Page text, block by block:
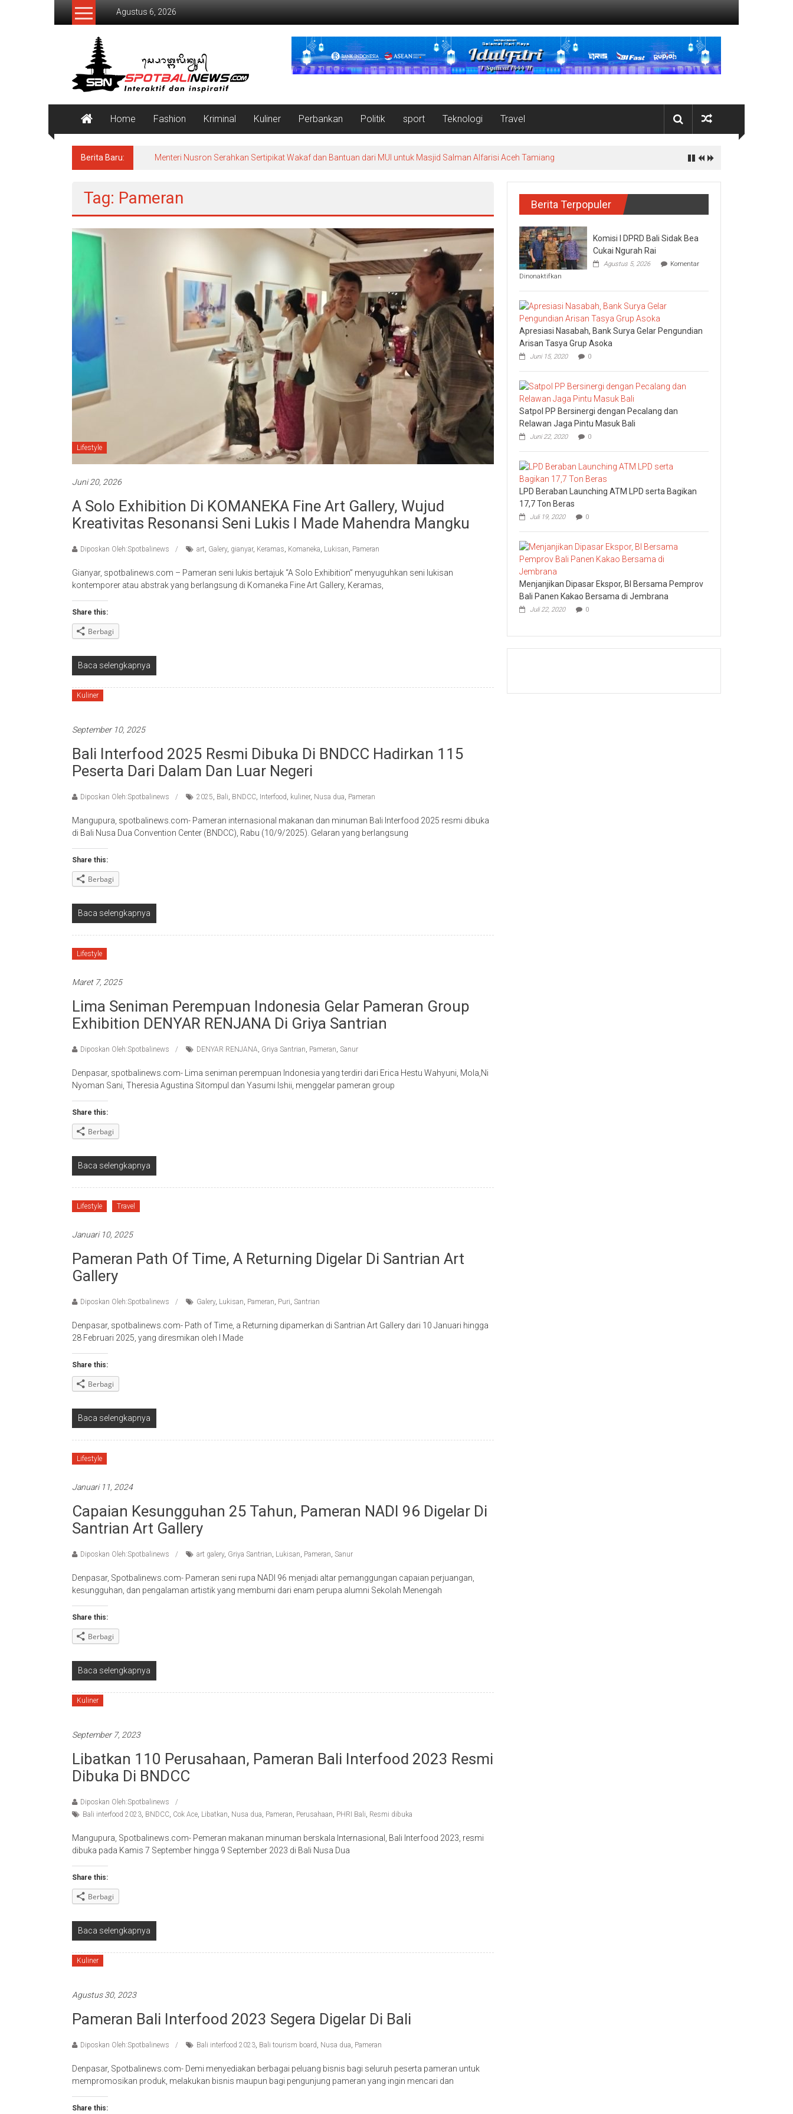
Lompat
Agustus 6, 2026
SpotBaliNews
Home Fashion Kriminal Kuliner Perbankan Politik sport Teknologi Travel
Berita Baru: Menteri Nusron Serahkan Sertipikat Wakaf dan Bantuan dari MUI untuk Masjid Salman Alfarisi Aceh Tamiang
Tag: Pameran
Lifestyle
Juni 20, 2026
A Solo Exhibition Di KOMANEKA Fine Art Gallery, Wujud
Kreativitas Resonansi Seni Lukis I Made Mahendra Mangku
Diposkan Oleh:Spotbalinews art, Galery, gianyar, Keramas, Komaneka, Lukisan, Pameran
Gianyar, spotbalinews.com – Pameran seni lukis bertajuk “A Solo Exhibition” menyuguhkan seni lukisan
kontemporer atau abstrak yang berlangsung di Komaneka Fine Art Gallery, Keramas,
Share this:
Berbagi
Baca selengkapnya
Kuliner
September 10, 2025
Bali Interfood 2025 Resmi Dibuka Di BNDCC Hadirkan 115
Peserta Dari Dalam Dan Luar Negeri
Diposkan Oleh:Spotbalinews 2025, Bali, BNDCC, Interfood, kuliner, Nusa dua, Pameran
Mangupura, spotbalinews.com- Pameran internasional makanan dan minuman Bali Interfood 2025 resmi dibuka
di Bali Nusa Dua Convention Center (BNDCC), Rabu (10/9/2025). Gelaran yang berlangsung
Share this:
Berbagi
Baca selengkapnya
Lifestyle
Maret 7, 2025
Lima Seniman Perempuan Indonesia Gelar Pameran Group
Exhibition DENYAR RENJANA Di Griya Santrian
Diposkan Oleh:Spotbalinews DENYAR RENJANA, Griya Santrian, Pameran, Sanur
Denpasar, spotbalinews.com- Lima seniman perempuan Indonesia yang terdiri dari Erica Hestu Wahyuni, Mola,Ni
Nyoman Sani, Theresia Agustina Sitompul dan Yasumi Ishii, menggelar pameran group
Share this:
Berbagi
Baca selengkapnya
Lifestyle Travel
Januari 10, 2025
Pameran Path Of Time, A Returning Digelar Di Santrian Art
Gallery
Diposkan Oleh:Spotbalinews Galery, Lukisan, Pameran, Puri, Santrian
Denpasar, spotbalinews.com- Path of Time, a Returning dipamerkan di Santrian Art Gallery dari 10 Januari hingga
28 Februari 2025, yang diresmikan oleh I Made
Share this:
Berbagi
Baca selengkapnya
Lifestyle
Januari 11, 2024
Capaian Kesungguhan 25 Tahun, Pameran NADI 96 Digelar Di
Santrian Art Gallery
Diposkan Oleh:Spotbalinews art galery, Griya Santrian, Lukisan, Pameran, Sanur
Denpasar, Spotbalinews.com- Pameran seni rupa NADI 96 menjadi altar pemanggungan capaian perjuangan,
kesungguhan, dan pengalaman artistik yang membumi dari enam perupa alumni Sekolah Menengah
Share this:
Berbagi
Baca selengkapnya
Kuliner
September 7, 2023
Libatkan 110 Perusahaan, Pameran Bali Interfood 2023 Resmi
Dibuka Di BNDCC
Diposkan Oleh:Spotbalinews
Bali interfood 2023, BNDCC, Cok Ace, Libatkan, Nusa dua, Pameran, Perusahaan, PHRI Bali, Resmi dibuka
Mangupura, Spotbalinews.com- Pemeran makanan minuman berskala Internasional, Bali Interfood 2023, resmi
dibuka pada Kamis 7 September hingga 9 September 2023 di Bali Nusa Dua
Share this:
Berbagi
Baca selengkapnya
Kuliner
Agustus 30, 2023
Pameran Bali Interfood 2023 Segera Digelar Di Bali
Diposkan Oleh:Spotbalinews Bali interfood 2023, Bali tourism board, Nusa dua, Pameran
Denpasar, Spotbalinews.com- Demi menyediakan berbagai peluang bisnis bagi seluruh peserta pameran untuk
mempromosikan produk, melakukan bisnis maupun bagi pengunjung pameran yang ingin mencari dan
Share this:
Berita Terpopuler
Komisi I DPRD Bali Sidak Bea
Cukai Ngurah Rai
Agustus 5, 2026
Komentar
Dinonaktifkan
I
DPRD
Bali
Sidak
Bea
Cukai
Ngurah
Rai
Apresiasi Nasabah, Bank Surya Gelar Pengundian
Arisan Tasya Grup Asoka
Juni 15, 2020 0
Satpol PP Bersinergi dengan Pecalang dan
Relawan Jaga Pintu Masuk Bali
Juni 22, 2020 0
LPD Beraban Launching ATM LPD serta Bagikan
17,7 Ton Beras
Juli 19, 2020 0
Menjanjikan Dipasar Ekspor, BI Bersama Pemprov
Bali Panen Kakao Bersama di Jembrana
Juli 22, 2020 0